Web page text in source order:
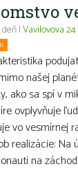
|Vavilovova 24
našej
ako sa spí v
ovplyvňuje
vo vesmírnej
realizácie: Na
na